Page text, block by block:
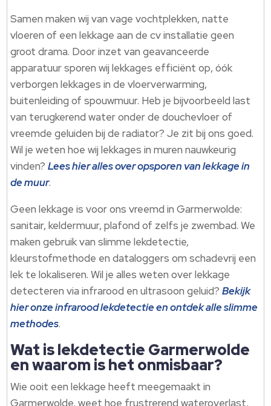
Samen maken wij van vage vochtplekken, natte
vloeren of een lekkage aan de cv installatie geen
groot drama. Door inzet van geavanceerde
apparatuur sporen wij lekkages efficiënt op, óók
verborgen lekkages in de vloerverwarming,
buitenleiding of spouwmuur. Heb je bijvoorbeeld last
van terugkerend water onder de douchevloer of
vreemde geluiden bij de radiator? Je zit bij ons goed.
Wil je weten hoe wij lekkages in muren nauwkeurig
vinden?Lees hier alles over opsporen van lekkage in
de muur.
Geen lekkage is voor ons vreemd in Garmerwolde:
sanitair, keldermuur, plafond of zelfs je zwembad. We
maken gebruik van slimme lekdetectie,
kleurstofmethode en dataloggers om schadevrij een
lek te lokaliseren. Wil je alles weten over lekkage
detecteren via infrarood en ultrasoon geluid?Bekijk
hier onze infrarood lekdetectie en ontdek alle slimme
methodes.
Wat is lekdetectie Garmerwolde
en waarom is het onmisbaar?
Wie ooit een lekkage heeft meegemaakt in
Garmerwolde, weet hoe frustrerend wateroverlast,